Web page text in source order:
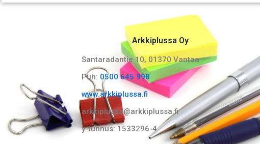
Arkkiplussa Oy
Santaradantie 10, 01370 Vantaa​
Puh: 0500 645 998
www.arkkiplussa.fi
arkkiplussa@arkkiplussa.fi
y-tunnus: 1533296-4